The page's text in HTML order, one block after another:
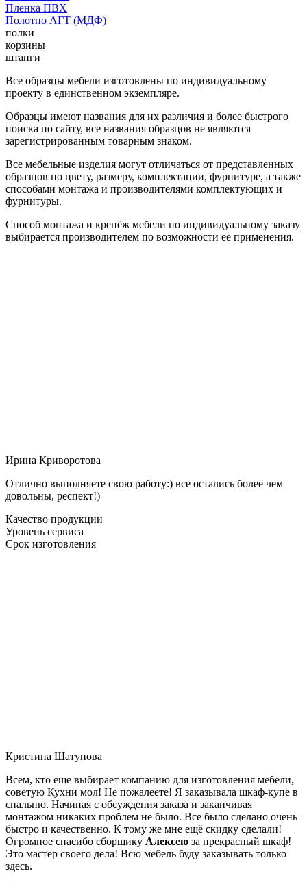
Пленка ПВХ
Полотно АГТ (МДФ)
полки
корзины
штанги
Все образцы мебели изготовлены по индивидуальному
проекту в единственном экземпляре.
Образцы имеют названия для их различия и более быстрого
поиска по сайту, все названия образцов не являются
зарегистрированным товарным знаком.
Все мебельные изделия могут отличаться от представленных
образцов по цвету, размеру, комплектации, фурнитуре, а также
способами монтажа и производителями комплектующих и
фурнитуры.
Способ монтажа и крепёж мебели по индивидуальному заказу
выбирается производителем по возможности её применения.
Ирина Криворотова
Отлично выполняете свою работу:) все остались более чем
довольны, респект!)
Качество продукции
Уровень сервиса
Срок изготовления
Кристина Шатунова
Всем, кто еще выбирает компанию для изготовления мебели,
советую Кухни мол! Не пожалеете! Я заказывала шкаф-купе в
спальню. Начиная с обсуждения заказа и заканчивая
монтажом никаких проблем не было. Все было сделано очень
быстро и качественно. К тому же мне ещё скидку сделали!
Огромное спасибо сборщику Алексею за прекрасный шкаф!
Это мастер своего дела! Всю мебель буду заказывать только
здесь.